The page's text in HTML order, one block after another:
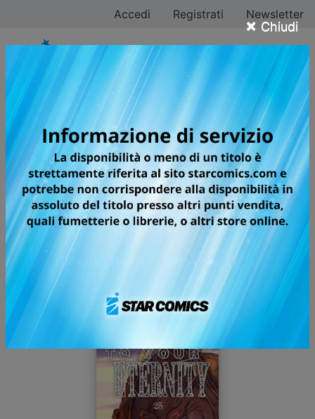
× Chiudi
Accedi Registrati Newsletter
Ricerca avanzata
fumetti
Ricerca tutti i fumetti Starcomics per titolo, categoria,
sottocategoria, autore oppure testata.
Filtra ricerca